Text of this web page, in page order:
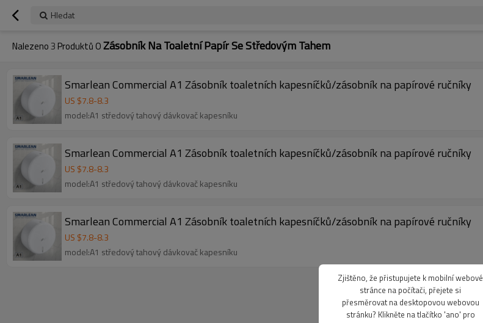
Hledat
Nalezeno3 Produktů OZásobník Na Toaletní Papír Se Středovým Tahem
Smarlean Commercial A1 Zásobník toaletních kapesníčků/zásobník na papírové ručníky
US $7.8-8.3
model:A1 středový tahový dávkovač kapesníku
Smarlean Commercial A1 Zásobník toaletních kapesníčků/zásobník na papírové ručníky
US $7.8-8.3
model:A1 středový tahový dávkovač kapesníku
Smarlean Commercial A1 Zásobník toaletních kapesníčků/zásobník na papírové ručníky
US $7.8-8.3
model:A1 středový tahový dávkovač kapesníku
Zjištěno, že přistupujete k mobilní webové
stránce na počítači, přejete si
přesměrovat na desktopovou webovou
stránku? Klikněte na tlačítko 'ano' pro